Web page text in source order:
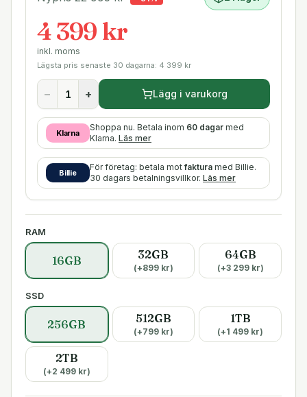
4 399 kr
inkl. moms
Lägsta pris senaste 30 dagarna: 4 399 kr
− + Lägg i varukorg
Klarna
Shoppa nu. Betala inom 60 dagar med
Klarna. Läs mer
Billie
För företag: betala motfaktura med Billie.
30 dagars betalningsvillkor. Läs mer
RAM
16GB 32GB
(+899kr)
64GB
(+3 299kr)
SSD
256GB 512GB
(+799kr)
1TB
(+1 499 kr)
2TB
(+2 499kr)